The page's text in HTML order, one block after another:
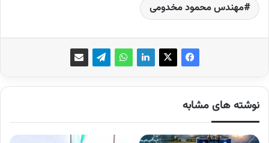
مهندس محمود مخدومی
نوشته های مشابه